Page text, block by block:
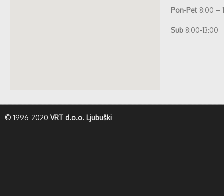
Pon-Pet 8:00 –
Sub 8:00-13:00
© 1996-2020 VRT d.o.o. Ljubuški